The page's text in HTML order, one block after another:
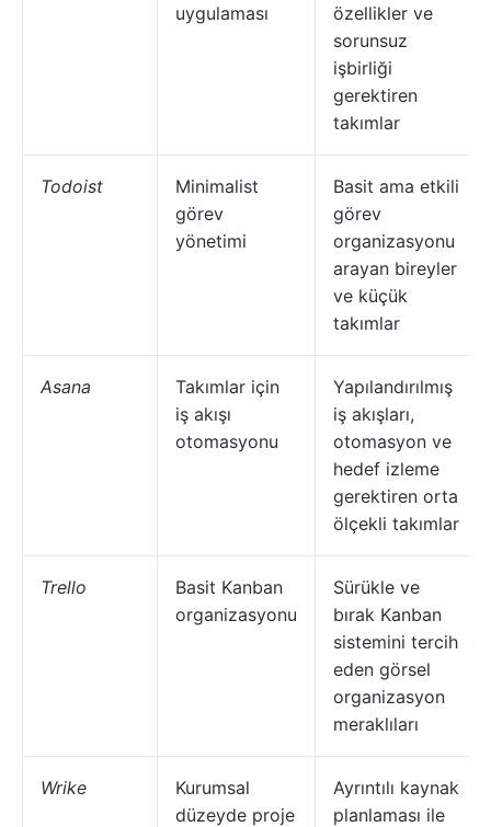
uygulaması
özellikler ve
sorunsuz
işbirliği
gerektiren
takımlar
Todoist
Minimalist
görev
yönetimi
Basit ama etkili
görev
organizasyonu
arayan bireyler
ve küçük
takımlar
Asana
Takımlar için
iş akışı
otomasyonu
Yapılandırılmış
iş akışları,
otomasyon ve
hedef izleme
gerektiren orta
ölçekli takımlar
Trello
Basit Kanban
organizasyonu
Sürükle ve
bırak Kanban
sistemini tercih
eden görsel
organizasyon
meraklıları
Wrike
Kurumsal
düzeyde proje
Ayrıntılı kaynak
planlaması ile